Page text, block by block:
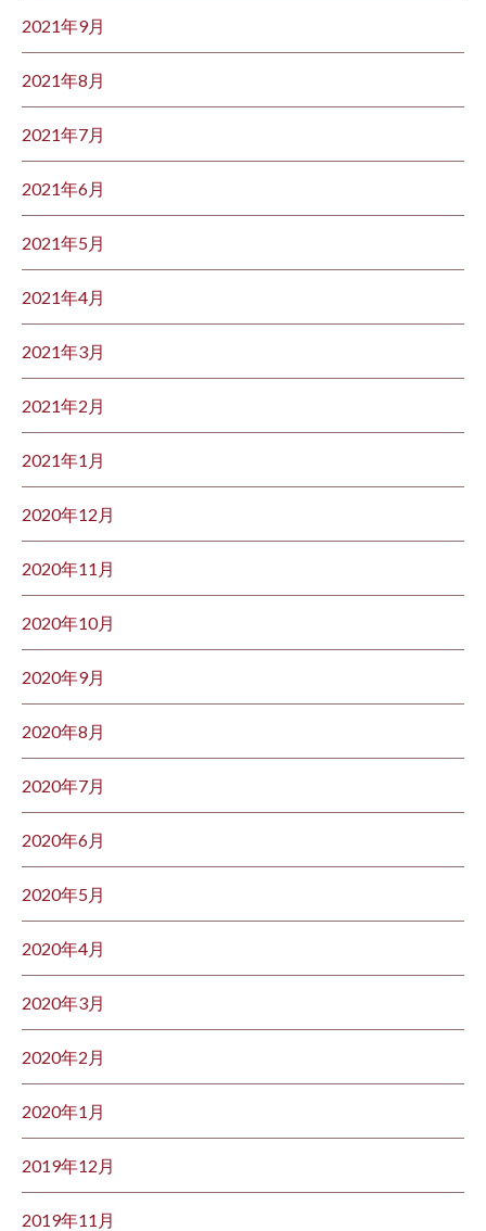
2021年9月
2021年8月
2021年7月
2021年6月
2021年5月
2021年4月
2021年3月
2021年2月
2021年1月
2020年12月
2020年11月
2020年10月
2020年9月
2020年8月
2020年7月
2020年6月
2020年5月
2020年4月
2020年3月
2020年2月
2020年1月
2019年12月
2019年11月